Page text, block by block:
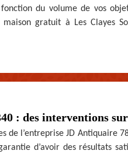
du volume de vos
gratuit à Les Clayes
: des interventions
de l’entreprise JD Antiquaire
d’avoir des résultats